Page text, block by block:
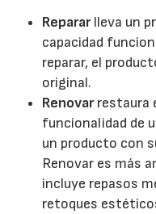
Repararlleva un
capacidad
reparar, el
original.
Renovarrestaura
funcionalidad de
un producto con
Renovar es más
incluye repasos
retoques